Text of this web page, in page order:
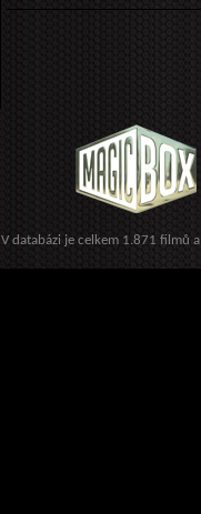
V databázi je celkem 1.871 filmů